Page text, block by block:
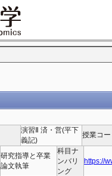
演習Ⅱ 済・営(平下
義記)
授業コ
研究指導と卒業
論文執筆
科目ナ
ンバリ
ング
https://